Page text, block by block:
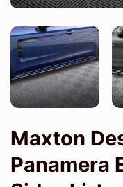
Maxton
Panamera